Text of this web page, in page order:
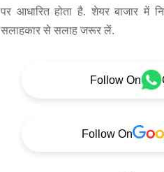
पर आधारित होता है. शेयर बाजार में
सलाहकार से सलाह जरूर लें.
Follow On
Follow On